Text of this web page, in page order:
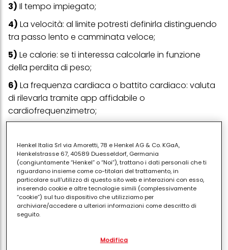
3) Il tempo impiegato;
4) La velocità: al limite potresti definirla distinguendo
tra passo lento e camminata veloce;
5) Le calorie: se ti interessa calcolarle in funzione
della perdita di peso;
6) La frequenza cardiaca o battito cardiaco: valuta
di rilevarla tramite app affidabile o
cardiofrequenzimetro;
annotare come ti senti in generale e se senti
eventuali dolori o fastidi;
8)Come ti senti a livello di benessere mentale, a
livello emotivo;
9)Riflessioni generali e pensieri: soprattutto se decidi
di fare un'attività come il
Le condizioni meteo;
Henkel Italia Srl via Amoretti, 78 e Henkel AG & Co. KGaA,
Henkelstrasse 67, 40589 Duesseldorf, Germania
(congiuntamente “Henkel” o “Noi”), trattano i dati personali che ti
riguardano insieme come co-titolari del trattamento, in
particolare sull'utilizzo di questo sito web e interazioni con esso,
inserendo cookie e altre tecnologie simili (complessivamente
“cookie”) sul tuo dispositivo che utilizziamo per
archiviare/accedere a ulteriori informazioni come descritto di
seguito.
separati o co-titolari come indicato nella nostra Informativa sulla
Modifica